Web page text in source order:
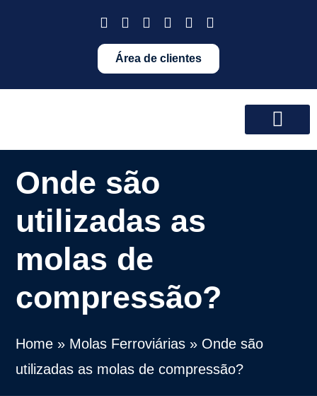
Área de clientes
Onde são
utilizadas as
molas de
compressão?
Home » Molas Ferroviárias » Onde são
utilizadas as molas de compressão?